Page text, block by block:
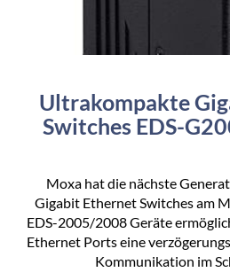
Ultrakompakte
Switches EDS-
Moxa hat die nächste
Gigabit Ethernet Switches am
EDS-2005/2008 Geräte
Ethernet Ports eine
Kommunikation im